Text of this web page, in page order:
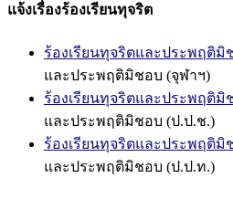
แจ้งเรื่องร้องเรียนทุจริต
ร้องเรียนทุจริตและประพฤติมิ
และประพฤติมิชอบ (จุฬาฯ)
ร้องเรียนทุจริตและประพฤติมิ
และประพฤติมิชอบ (ป.ป.ช.)
ร้องเรียนทุจริตและประพฤติมิ
และประพฤติมิชอบ (ป.ป.ท.)